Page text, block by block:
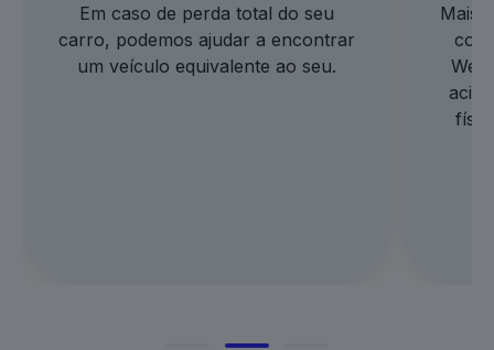
Em caso de perda total do seu
carro, podemos ajudar a encontrar
um veículo equivalente ao seu.
Mais